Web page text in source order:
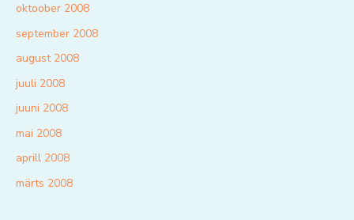
oktoober 2008
september 2008
august 2008
juuli 2008
juuni 2008
mai 2008
aprill 2008
märts 2008